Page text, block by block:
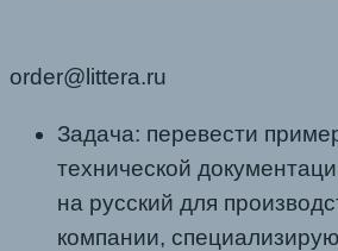
order@littera.ru
Задача: перевести
технической
на русский для
компании,